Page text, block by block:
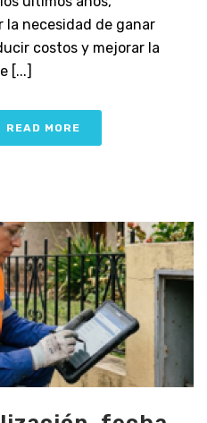
la necesidad de ganar
costos y mejorar la
[...]
READ MORE